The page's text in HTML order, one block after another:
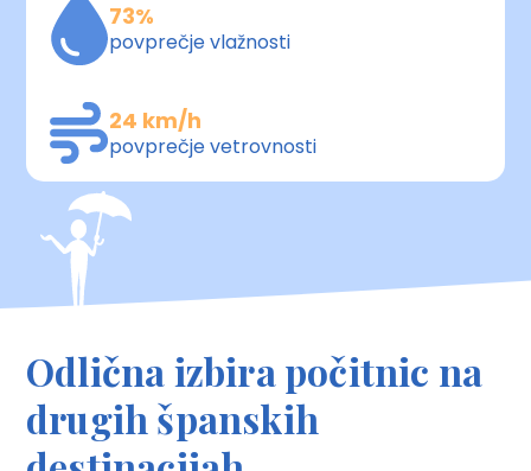
73%
povprečje vlažnosti
24 km/h
povprečje vetrovnosti
Odlična izbira počitnic na
drugih španskih